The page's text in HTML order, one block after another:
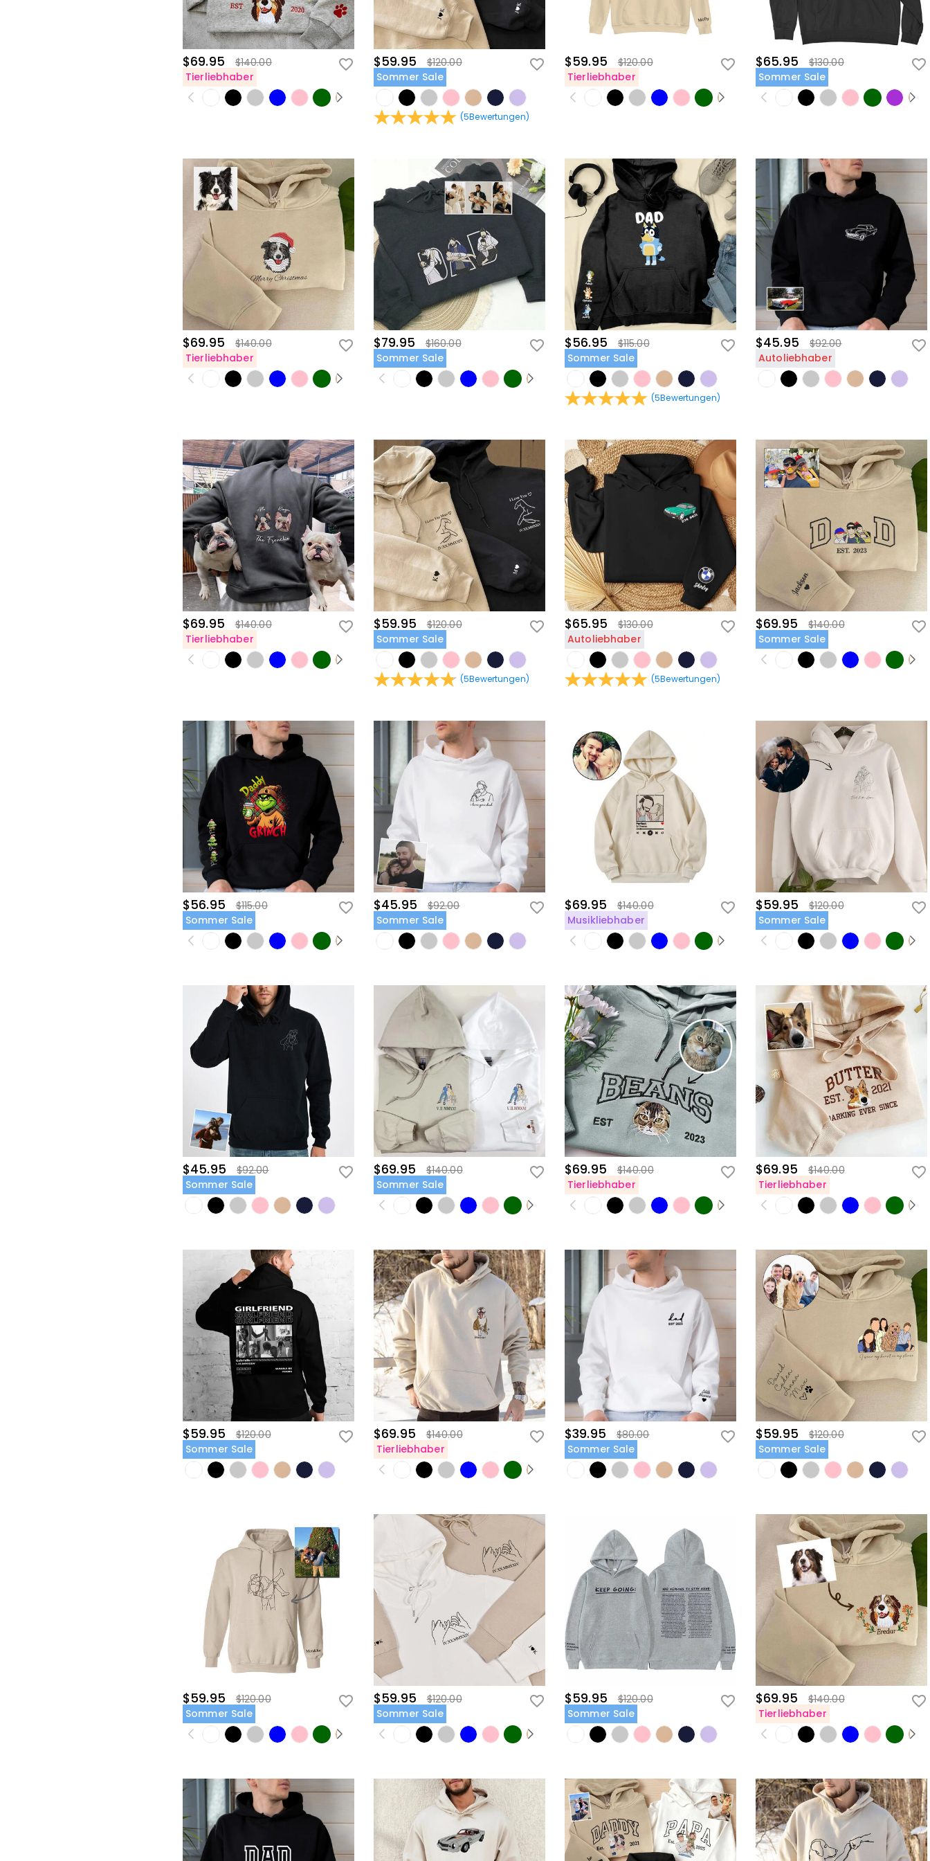
$69.95
$140.00
Tierliebhaber
$59.95
$120.00
Sommer Sale
(5Bewertungen)
$59.95
$120.00
Tierliebhaber
$65.95
$130.00
Sommer Sale
$69.95
$140.00
Tierliebhaber
$79.95
$160.00
Sommer Sale
$56.95
$115.00
Sommer Sale
(5Bewertungen)
$45.95
$92.00
Autoliebhaber
$69.95
$140.00
Tierliebhaber
$59.95
$120.00
Sommer Sale
(5Bewertungen)
$65.95
$130.00
Autoliebhaber
(5Bewertungen)
$69.95
$140.00
Sommer Sale
$56.95
$115.00
Sommer Sale
$45.95
$92.00
Sommer Sale
$69.95
$140.00
Musikliebhaber
$59.95
$120.00
Sommer Sale
$45.95
$92.00
Sommer Sale
$69.95
$140.00
Sommer Sale
$69.95
$140.00
Tierliebhaber
$69.95
$140.00
Tierliebhaber
$59.95
$120.00
Sommer Sale
$69.95
$140.00
Tierliebhaber
$39.95
$80.00
Sommer Sale
$59.95
$120.00
Sommer Sale
$59.95
$120.00
Sommer Sale
$59.95
$120.00
Sommer Sale
$59.95
$120.00
Sommer Sale
$69.95
$140.00
Tierliebhaber